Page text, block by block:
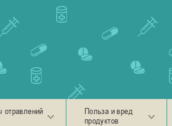
отравлений
Польза и вред
продуктов